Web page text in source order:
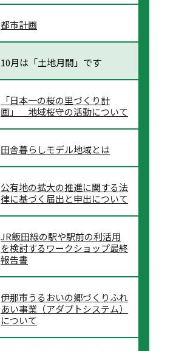
都市計画
10月は「土地月間」です
「日本一の桜の里づくり計
画」 地域桜守の活動について
田舎暮らしモデル地域とは
公有地の拡大の推進に関する法
律に基づく届出と申出について
JR飯田線の駅や駅前の利活用
を検討するワークショップ最終
報告書
伊那市うるおいの郷づくりふれ
あい事業（アダプトシステム）
について